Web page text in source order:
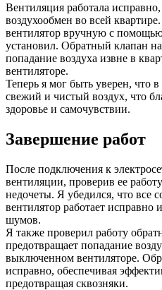
Вентиляция работала
воздухообмен во всей
вентилятор вручную с
установил. Обратный клапан
попадание воздуха извне в
вентиляторе.
Теперь я мог быть уверен, что в
свежий и чистый воздух, что
здоровье и самочувствии.
Завершение работ
После подключения к
вентиляции, проверив ее
недочеты. Я убедился, что все
вентилятор работает исправно
шумов.
Я также проверил работу
предотвращает попадание
выключенном вентиляторе.
исправно, обеспечивая
предотвращая сквозняки.